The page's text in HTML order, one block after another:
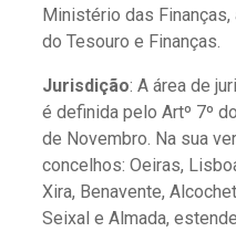
Ministério das
do Tesouro e Finanças.
Jurisdição: A área de
é definida pelo Artº 7º
de Novembro. Na sua
concelhos: Oeiras,
Xira, Benavente,
Seixal e Almada,